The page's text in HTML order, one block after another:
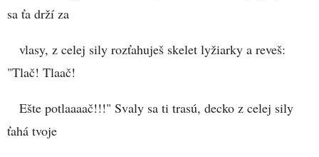
sa ťa drží za
vlasy, z celej sily rozťahuješ skelet lyžiarky a reveš:
"Tlač! Tlaač!
Ešte potlaaaač!!!" Svaly sa ti trasú, decko z celej sily
ťahá tvoje